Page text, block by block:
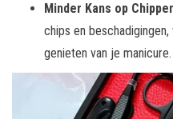
Minder Kans op
chips en
genieten van je manicure.